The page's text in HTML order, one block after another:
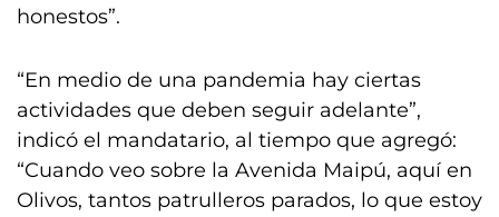
honestos”.
“En medio de una pandemia hay ciertas
actividades que deben seguir adelante”,
indicó el mandatario, al tiempo que agregó:
“Cuando veo sobre la Avenida Maipú, aquí en
Olivos, tantos patrulleros parados, lo que estoy